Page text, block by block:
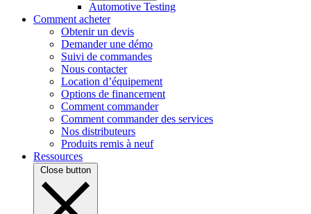
Automotive Testing
Comment acheter
Obtenir un devis
Demander une démo
Suivi de commandes
Nous contacter
Location d’équipement
Options de financement
Comment commander
Comment commander des services
Nos distributeurs
Produits remis à neuf
Ressources
Close button